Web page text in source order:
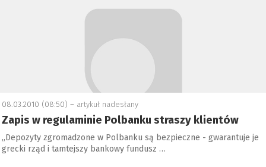
08.03.2010 (08:50) – artykuł nadesłany
Zapis w regulaminie Polbanku straszy klientów
„Depozyty zgromadzone w Polbanku są bezpieczne - gwarantuje je
grecki rząd i tamtejszy bankowy fundusz …